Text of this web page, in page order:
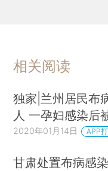
相关阅读
独家|兰州居民布
人 一孕妇感染后
2020年01月14日 APP
甘肃处置布病感